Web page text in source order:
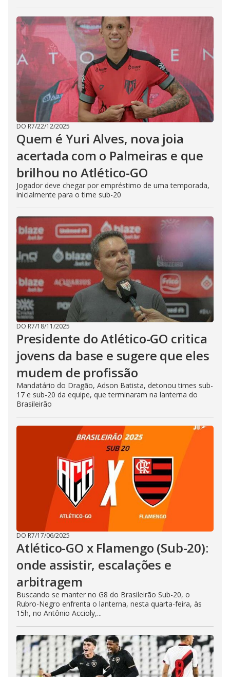
DO R7/22/12/2025
Quem é Yuri Alves, nova joia
acertada com o Palmeiras e que
brilhou no Atlético-GO
Jogador deve chegar por empréstimo de uma temporada,
inicialmente para o time sub-20
DO R7/18/11/2025
Presidente do Atlético-GO critica
jovens da base e sugere que eles
mudem de profissão
Mandatário do Dragão, Adson Batista, detonou times sub-
17 e sub-20 da equipe, que terminaram na lanterna do
Brasileirão
DO R7/17/06/2025
Atlético-GO x Flamengo (Sub-20):
onde assistir, escalações e
arbitragem
Buscando se manter no G8 do Brasileirão Sub-20, o
Rubro-Negro enfrenta o lanterna, nesta quarta-feira, às
15h, no Antônio Accioly,...